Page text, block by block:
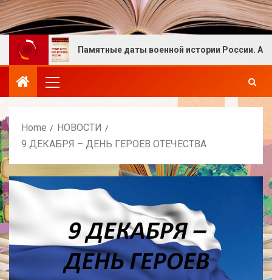
Памятные даты военной истории России. Август
Home
НОВОСТИ
9 ДЕКАБРЯ – ДЕНЬ ГЕРОЕВ ОТЕЧЕСТВА